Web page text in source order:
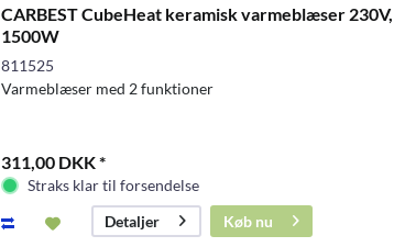
CARBEST CubeHeat keramisk varmeblæser 230V,
1500W
811525
Varmeblæser med 2 funktioner
311,00 DKK *
Straks klar til forsendelse
Detaljer
Køb nu